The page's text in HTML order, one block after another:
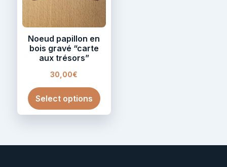
Noeud papillon en
bois gravé “carte
aux trésors”
30,00€
Select options